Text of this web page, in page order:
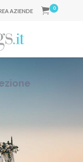
AZIENDE 0